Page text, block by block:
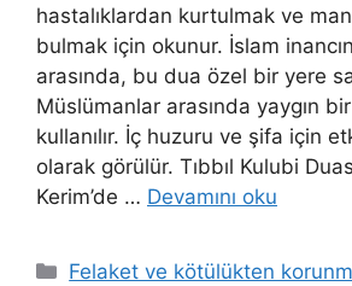
hastalıklardan kurtulmak ve
bulmak için okunur. İslam
arasında, bu dua özel bir yere
Müslümanlar arasında yaygın
kullanılır. İç huzuru ve şifa için
olarak görülür. Tıbbıl Kulubi
Kerim’de … Devamını oku
Felaket ve kötülükten